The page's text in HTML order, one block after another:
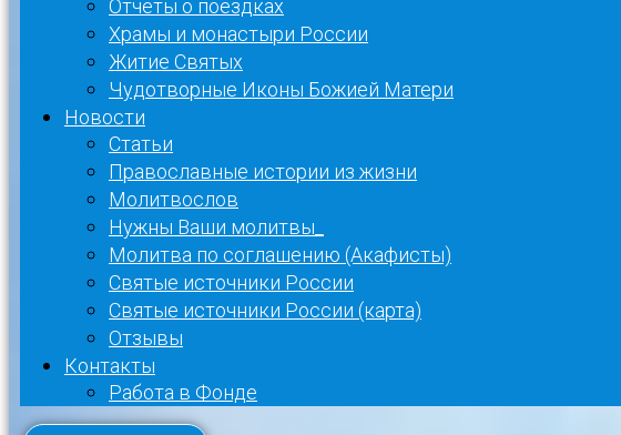
Отчеты о поездках
Храмы и монастыри России
Житие Святых
Чудотворные Иконы Божией Матери
Новости
Статьи
Православные истории из жизни
Молитвослов
Нужны Ваши молитвы_
Молитва по соглашению (Акафисты)
Святые источники России
Святые источники России (карта)
Отзывы
Контакты
Работа в Фонде